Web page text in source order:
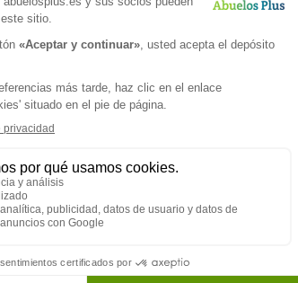
adaptadas a las
el cuidado de la
tercera edad .
y programas de nutrición
combinado con un servicio de
de los residentes esté atendido.
recibirán el cuidado y respeto que
Servicios